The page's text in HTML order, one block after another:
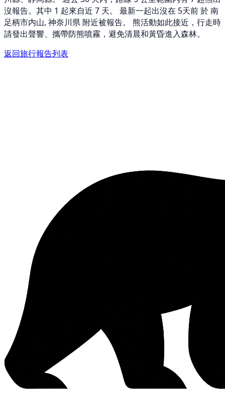
沒報告。其中 1 起來自近 7 天。 最新一起出沒在 5天前 於 南
足柄市内山, 神奈川県 附近被報告。 熊活動如此接近，行走時
請發出聲響、攜帶防熊噴霧，避免清晨和黃昏進入森林。
返回旅行報告列表